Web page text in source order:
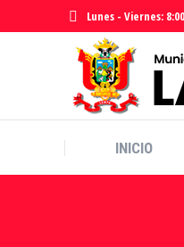
Lunes - Viernes:
INICIO
INICIO